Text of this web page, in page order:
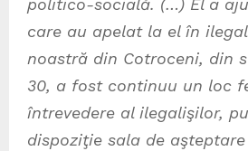
politico-socială. (…) El a
care au apelat la el în
noastră din Cotroceni, din
30, a fost continuu un loc
întrevedere al ilegalişilor,
dispoziţie sala de